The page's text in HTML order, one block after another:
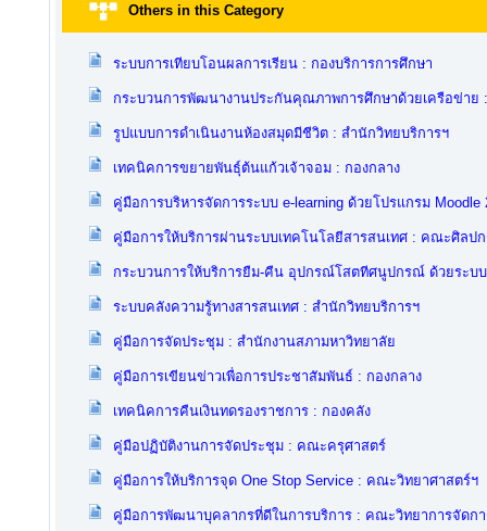
Others in this Category
ระบบการเทียบโอนผลการเรียน : กองบริการการศึกษา
กระบวนการพัฒนางานประกันคุณภาพการศึกษาด้วยเครือข่าย
รูปแบบการดำเนินงานห้องสมุดมีชีวิต : สำนักวิทยบริการฯ
เทคนิคการขยายพันธุ์ต้นแก้วเจ้าจอม : กองกลาง
คู่มือการบริหารจัดการระบบ e-learning ด้วยโปรแกรม
คู่มือการให้บริการผ่านระบบเทคโนโลยีสารสนเทศ : คณะศิลป
กระบวนการให้บริการยืม-คืน อุปกรณ์โสตทีศนูปกรณ์ ด้วยระบ
ระบบคลังความรู้ทางสารสนเทศ : สำนักวิทยบริการฯ
คู่มือการจัดประชุม : สำนักงานสภามหาวิทยาลัย
คู่มือการเขียนข่าวเพื่อการประชาสัมพันธ์ : กองกลาง
เทคนิคการคืนเงินทดรองราชการ : กองคลัง
คู่มือปฏิบัติงานการจัดประชุม : คณะครุศาสตร์
คู่มือการให้บริการจุด One Stop Service : คณะวิทยาศาสตร์ฯ
คู่มือการพัฒนาบุคลากรที่ดีในการบริการ : คณะวิทยาการจัดก